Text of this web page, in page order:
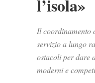
l’isola»
Il coordinamento
servizio a lungo
ostacoli per dare
moderni e